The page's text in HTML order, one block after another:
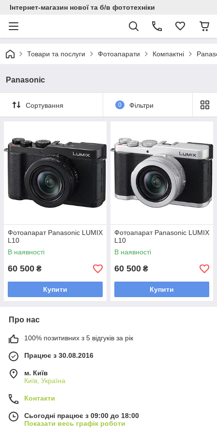
Інтернет-магазин нової та б/в фототехніки
Товари та послуги Фотоапарати Компактні
Panasonic
Сортування 0 Фільтри
Фотоапарат Panasonic LUMIX
L10
В наявності
60 500 ₴
Купити
Фотоапарат Panasonic LUMIX
L10
В наявності
60 500 ₴
Купити
Про нас
100% позитивних з 5 відгуків за рік
Працює з 30.08.2016
м. Київ
Київ, Україна
Контакти
Сьогодні працює з 09:00 до 18:00
Показати весь графік роботи